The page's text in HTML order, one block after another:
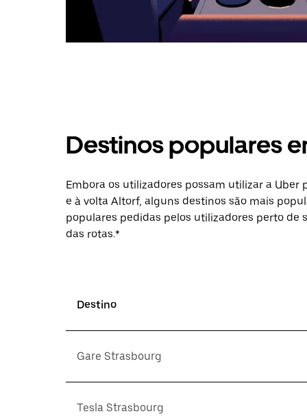
Destinos populares
Embora os utilizadores possam utilizar a
e à volta Altorf, alguns destinos são mais
populares pedidas pelos utilizadores perto de
das rotas.*
Destino
Gare Strasbourg
Tesla Strasbourg